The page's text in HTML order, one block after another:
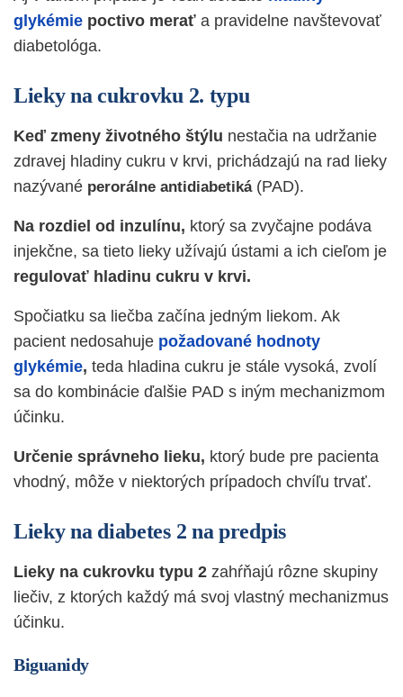
glykémie poctivo merať a pravidelne navštevovať
diabetológa.
Lieky na cukrovku 2. typu
Keď zmeny životného štýlu nestačia na udržanie
zdravej hladiny cukru v krvi, prichádzajú na rad lieky
nazývané perorálne antidiabetiká(PAD).
Na rozdiel od inzulínu, ktorý sa zvyčajne podáva
injekčne, sa tieto lieky užívajú ústami a ich cieľom je
regulovať hladinu cukru v krvi.
Spočiatku sa liečba začína jedným liekom. Ak
pacient nedosahuje požadované hodnoty
glykémie, teda hladina cukru je stále vysoká, zvolí
sa do kombinácie ďalšie PAD s iným mechanizmom
účinku.
Určenie správneho lieku, ktorý bude pre pacienta
vhodný, môže v niektorých prípadoch chvíľu trvať.
Lieky na diabetes 2 na predpis
Lieky na cukrovku typu 2 zahŕňajú rôzne skupiny
liečiv, z ktorých každý má svoj vlastný mechanizmus
účinku.
Biguanidy